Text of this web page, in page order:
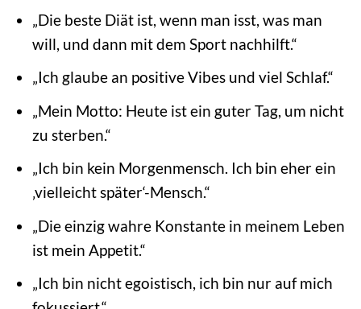
„Die beste Diät ist, wenn man isst, was man
will, und dann mit dem Sport nachhilft.“
„Ich glaube an positive Vibes und viel Schlaf.“
„Mein Motto: Heute ist ein guter Tag, um nicht
zu sterben.“
„Ich bin kein Morgenmensch. Ich bin eher ein
‚vielleicht später‘-Mensch.“
„Die einzig wahre Konstante in meinem Leben
ist mein Appetit.“
„Ich bin nicht egoistisch, ich bin nur auf mich